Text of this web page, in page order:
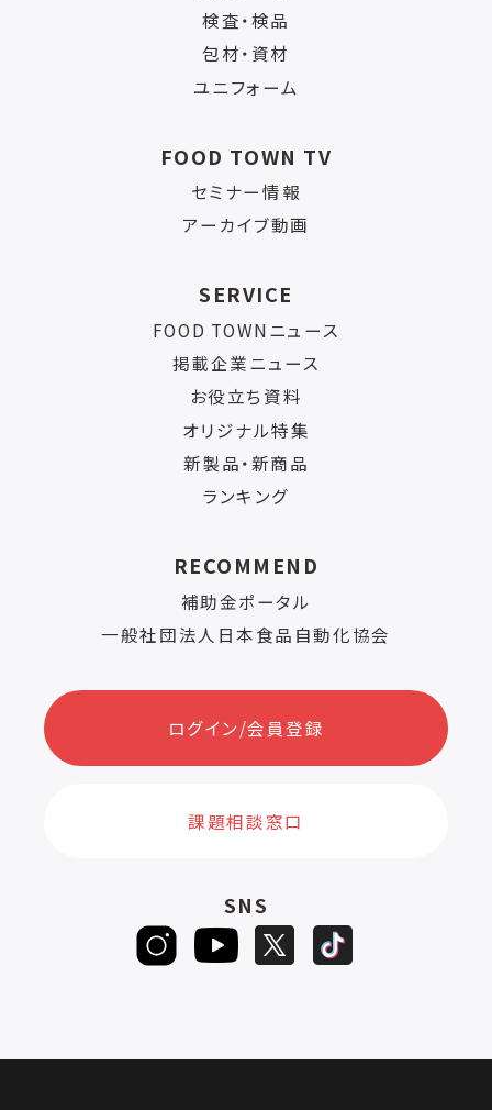
検査・検品
包材・資材
ユニフォーム
FOOD TOWN TV
セミナー情報
アーカイブ動画
SERVICE
FOOD TOWNニュース
掲載企業ニュース
お役立ち資料
オリジナル特集
新製品・新商品
ランキング
RECOMMEND
補助金ポータル
一般社団法人日本食品自動化協会
ログイン/会員登録
課題相談窓口
SNS